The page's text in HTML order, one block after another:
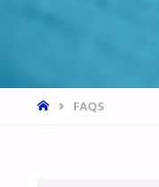
HOMEFAQS